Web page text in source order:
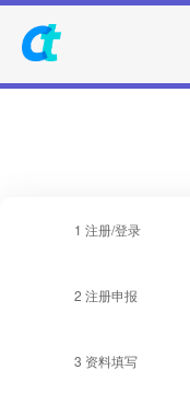
1 注册/登录
2 注册申报
3 资料填写